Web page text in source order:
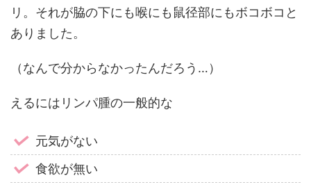
リ。それが脇の下にも喉にも鼠径部にもボコボコと
ありました。
（なんで分からなかったんだろう…）
えるにはリンパ腫の一般的な
元気がない
食欲が無い